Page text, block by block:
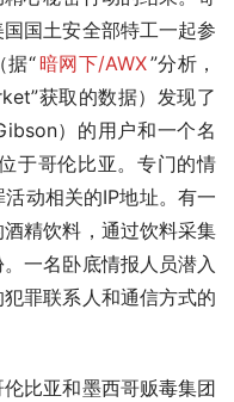
国土安全部特工一起参
据“暗网下/AWX”分析，
获取的数据）发现了
）的用户和一个名
于哥伦比亚。专门的情
动相关的IP地址。有一
精饮料，通过饮料采集
一名卧底情报人员潜入
罪联系人和通信方式的
比亚和墨西哥贩毒集团